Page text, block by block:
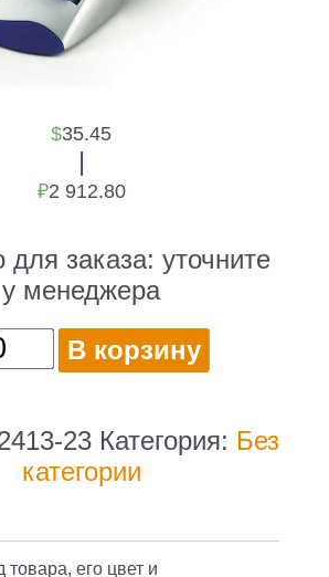
$35.45
|
₽2 912.80
для заказа:уточните
у менеджера
В корзину
23 Категория: Без
категории
его цвет и